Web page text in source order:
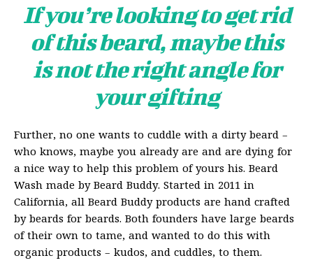
If you’re looking to get rid
of this beard, maybe this
is not the right angle for
your gifting
Further, no one wants to cuddle with a dirty beard –
who knows, maybe you already are and are dying for
a nice way to help this problem of yours his. Beard
Wash made by Beard Buddy. Started in 2011 in
California, all Beard Buddy products are hand crafted
by beards for beards. Both founders have large beards
of their own to tame, and wanted to do this with
organic products – kudos, and cuddles, to them.